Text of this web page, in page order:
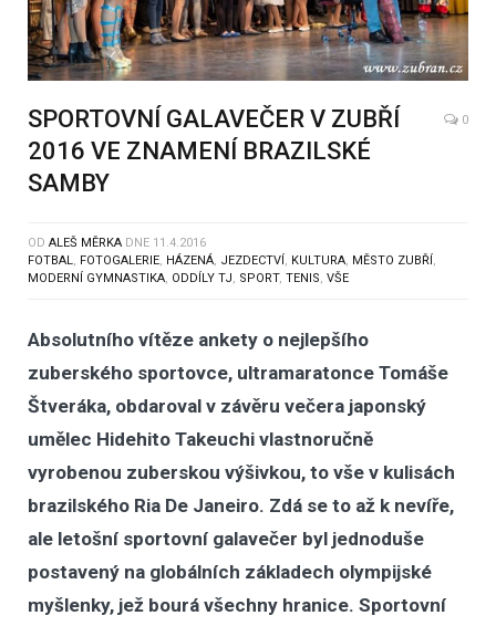
SPORTOVNÍ GALAVEČER V ZUBŘÍ
2016 VE ZNAMENÍ BRAZILSKÉ
SAMBY
0
OD ALEŠ MĚRKA DNE 11.4.2016
FOTBAL, FOTOGALERIE, HÁZENÁ, JEZDECTVÍ , KULTURA, MĚSTO ZUBŘÍ ,
MODERNÍ GYMNASTIKA, ODDÍLY TJ, SPORT, TENIS, VŠE
Absolutního vítěze ankety o nejlepšího
zuberského sportovce, ultramaratonce Tomáše
Štveráka, obdaroval v závěru večera japonský
umělec Hidehito Takeuchi vlastnoručně
vyrobenou zuberskou výšivkou, to vše v kulisách
brazilského Ria De Janeiro. Zdá se to až k nevíře,
ale letošní sportovní galavečer byl jednoduše
postavený na globálních základech olympijské
myšlenky, jež bourá všechny hranice. Sportovní